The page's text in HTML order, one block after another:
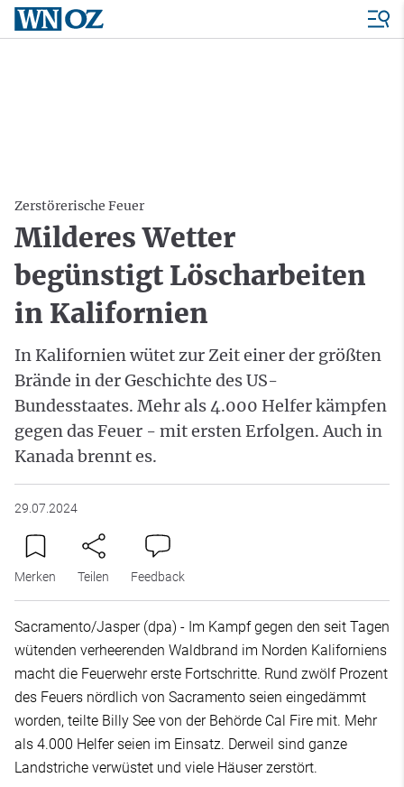
Zerstörerische Feuer
Milderes Wetter
begünstigt Löscharbeiten
in Kalifornien
In Kalifornien wütet zur Zeit einer der größten
Brände in der Geschichte des US-
Bundesstaates. Mehr als 4.000 Helfer kämpfen
gegen das Feuer - mit ersten Erfolgen. Auch in
Kanada brennt es.
29.07.2024
Merken Teilen Feedback
Sacramento/Jasper (dpa) - Im Kampf gegen den seit Tagen
wütenden verheerenden Waldbrand im Norden Kaliforniens
macht die Feuerwehr erste Fortschritte. Rund zwölf Prozent
des Feuers nördlich von Sacramento seien eingedämmt
worden, teilte Billy See von der Behörde Cal Fire mit. Mehr
als 4.000 Helfer seien im Einsatz. Derweil sind ganze
Landstriche verwüstet und viele Häuser zerstört.